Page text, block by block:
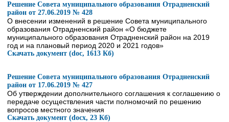
Решение Совета муниципального образования Отрадненский
район от 27.06.2019 № 428
О внесении изменений в решение Совета муниципального
образования Отрадненский район «О бюджете
муниципального образования Отрадненский район на 2019
год и на плановый период 2020 и 2021 годов»
Скачать документ (doc, 1613 Кб)
Решение Совета муниципального образования Отрадненский
район от 17.06.2019 № 427
Об утверждении дополнительного соглашения к соглашению о
передаче осуществления части полномочий по решению
вопросов местного значения
Скачать документ (docx, 23 Кб)